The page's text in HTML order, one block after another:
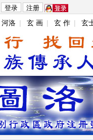
河洛 | 玄 画 | 玄 作 | 玄